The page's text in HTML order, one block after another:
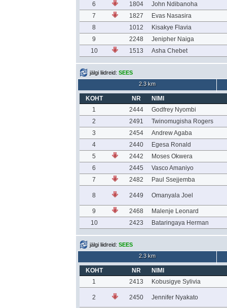
6
1804
John Ndibanoha
7
1827
Evas Nasasira
8
1012
Kisakye Flavia
9
2248
Jenipher Naiga
10
1513 Asha Chebet
jälgi liidreid: SEES
2.3 km
KOHT NR
NIMI
1
2444
Godfrey Nyombi
2
2491
Twinomugisha Rogers
3
2454
Andrew Agaba
4
2440
Egesa Ronald
5
2442
Moses Okwera
6
2445
Vasco Amaniyo
7
2482 Paul Ssejjemba
8 2449 Omanyala Joel
9 2468
Malenje Leonard
10
2423 Bataringaya Herman
jälgi liidreid: SEES
2.3 km
KOHT NR
NIMI
1
2413 Kobusigye Sylivia
2 2450 Jennifer Nyakato